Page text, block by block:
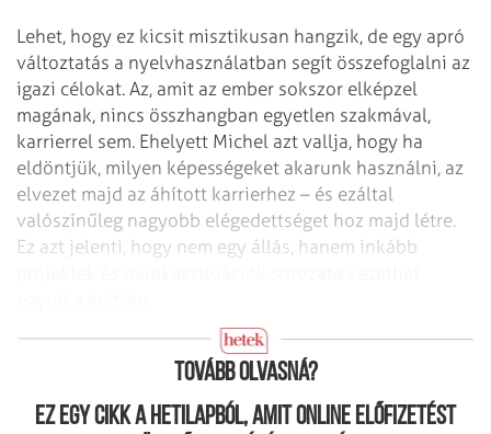
Lehet, hogy ez kicsit misztikusan hangzik, de egy apró
változtatás a nyelvhasználatban segít összefoglalni az
igazi célokat. Az, amit az ember sokszor elképzel
magának, nincs összhangban egyetlen szakmával,
karrierrel sem. Ehelyett Michel azt vallja, hogy ha
eldöntjük, milyen képességeket akarunk használni, az
elvezet majd az áhított karrierhez – és ezáltal
valószínűleg nagyobb elégedettséget hoz majd létre.
Ez azt jelenti, hogy nem egy állás, hanem inkább
Tovább olvasná?
Ez egy cikk a hetilapból, amit online előfizetést